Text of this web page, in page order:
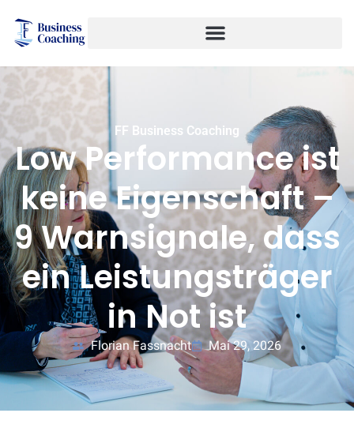
FF Business Coaching
Low Performance ist
keine Eigenschaft –
9 Warnsignale, dass
ein Leistungsträger
in Not ist
Florian Fassnacht Mai 29, 2026